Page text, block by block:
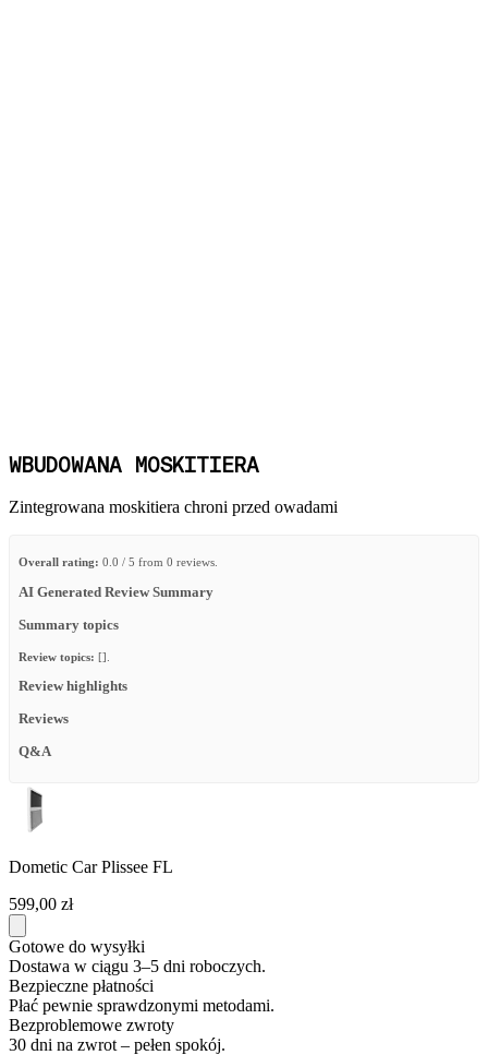
WBUDOWANA MOSKITIERA
Zintegrowana moskitiera chroni przed owadami
Overall rating: 0.0 / 5 from 0 reviews.
AI Generated Review Summary
Summary topics
Review topics: [].
Review highlights
Reviews
Q&A
Dometic Car Plissee FL
599,00 zł
Gotowe do wysyłki
Dostawa w ciągu 3–5 dni roboczych.
Bezpieczne płatności
Płać pewnie sprawdzonymi metodami.
Bezproblemowe zwroty
30 dni na zwrot – pełen spokój.